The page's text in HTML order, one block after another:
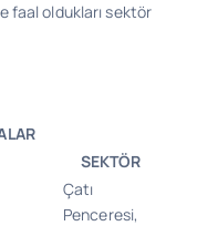
faal oldukları sektör
SEKTÖR
Çatı
Penceresi,